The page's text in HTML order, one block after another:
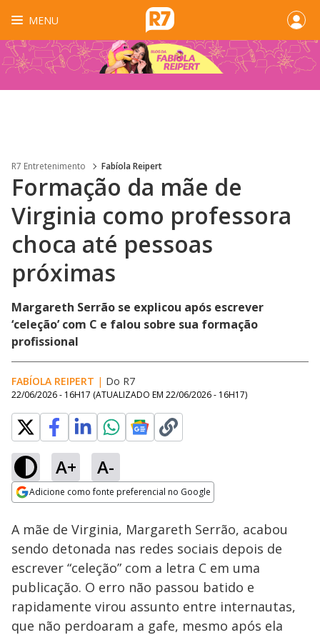
MENU
R7 Entretenimento Fabíola Reipert
Formação da mãe de
Virginia como professora
choca até pessoas
próximas
Margareth Serrão se explicou após escrever
‘celeção’ com C e falou sobre sua formação
profissional
FABÍOLA REIPERT | Do R7
22/06/2026 - 16H17 (ATUALIZADO EM 22/06/2026 - 16H17)
A+ A-
Adicione como fonte preferencial no Google
Ativar
:
39.32%
A mãe de Virginia, Margareth Serrão, acabou
sendo detonada nas redes sociais depois de
escrever “celeção” com a letra C em uma
publicação. O erro não passou batido e
rapidamente virou assunto entre internautas,
que não perdoaram a gafe, mesmo após ela